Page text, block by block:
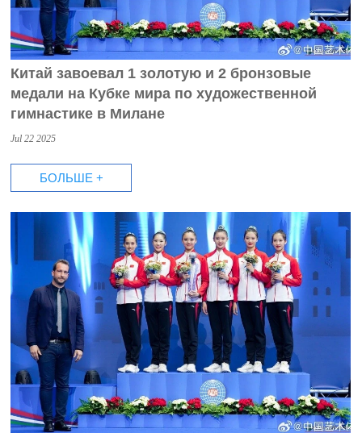
Китай завоевал 1 золотую и 2 бронзовые
медали на Кубке мира по художественной
гимнастике в Милане
Jul 22 2025
БОЛЬШЕ +